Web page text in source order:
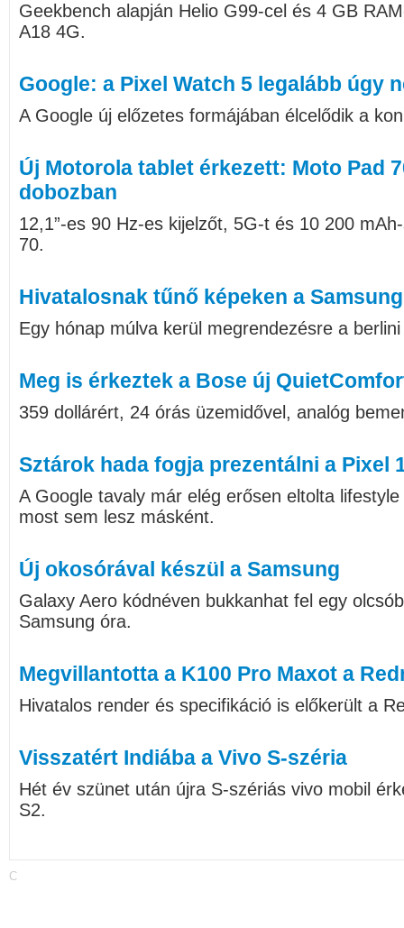
Geekbench alapján Helio G99-cel és 4 GB
A18 4G.
Google: a Pixel Watch 5 legalább úgy
A Google új előzetes formájában élcelődik a
Új Motorola tablet érkezett: Moto Pad
dobozban
12,1”-es 90 Hz-es kijelzőt, 5G-t és 10 200
70.
Hivatalosnak tűnő képeken a
Egy hónap múlva kerül megrendezésre a
Meg is érkeztek a Bose új
359 dollárért, 24 órás üzemidővel, analóg
Sztárok hada fogja prezentálni a Pixel
A Google tavaly már elég erősen eltolta
most sem lesz másként.
Új okosórával készül a Samsung
Galaxy Aero kódnéven bukkanhat fel egy
Samsung óra.
Megvillantotta a K100 Pro Maxot a
Hivatalos render és specifikáció is előkerült a
Visszatért Indiába a Vivo S-széria
Hét év szünet után újra S-szériás vivo mobil
S2.
C